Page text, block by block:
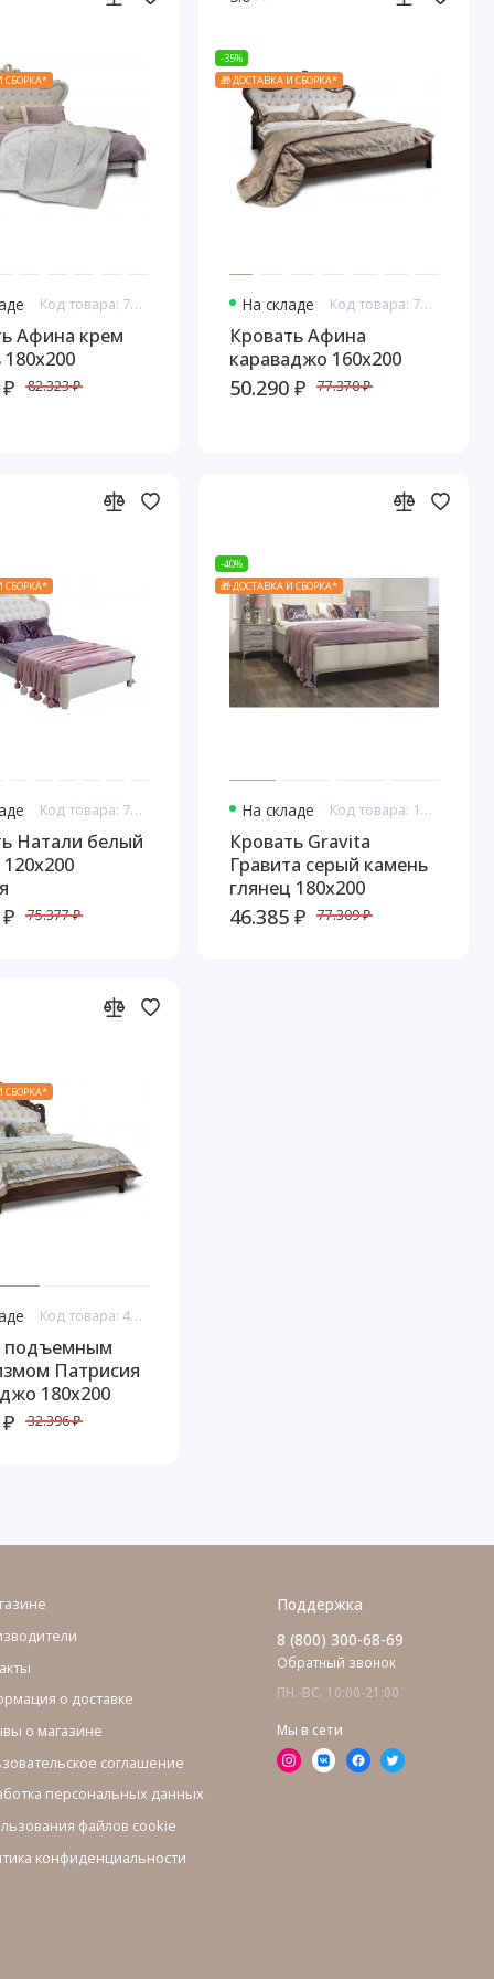
СБОРКА*
Код товара: 7667
Афина крем
82.323 ₽
-35%
🎁 ДОСТАВКА И СБОРКА*
На складе Код товара: 7668
Кровать Афина
караваджо 160х200
50.290 ₽ 77.370 ₽
СБОРКА*
Код товара: 7677
Натали белый
75.377 ₽
-40%
🎁 ДОСТАВКА И СБОРКА*
На складе Код товара: 16669
Кровать Gravita
Гравита серый камень
глянец 180х200
46.385 ₽ 77.309 ₽
СБОРКА*
Код товара: 44952
подъемным
Патрисия
180х200
32.396 ₽
о доставке
о магазине
соглашение
персональных данных
файлов cookie
конфиденциальности
Поддержка
8 (800) 300-68-69
Обратный звонок
ПН.-ВС. 10:00-21:00
Мы в сети